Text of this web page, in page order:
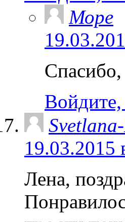
Море
Войдите,
19.03.2015
Лена,